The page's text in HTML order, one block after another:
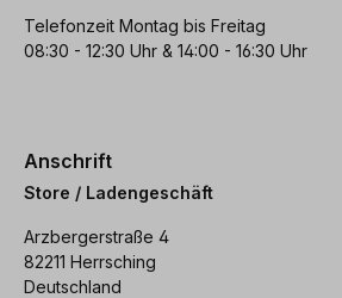
Telefonzeit Montag bis Freitag
08:30 - 12:30 Uhr & 14:00 - 16:30 Uhr
Anschrift
Store / Ladengeschäft
Arzbergerstraße 4
82211 Herrsching
Deutschland